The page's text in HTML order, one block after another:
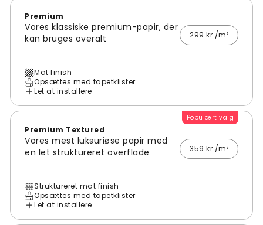
Premium
Vores klassiske premium-papir, der
kan bruges overalt
299 kr./m²
Mat finish
Opsættes med tapetklister
Let at installere
Populært valg
Premium Textured
Vores mest luksuriøse papir med
en let struktureret overflade
359 kr./m²
Struktureret mat finish
Opsættes med tapetklister
Let at installere